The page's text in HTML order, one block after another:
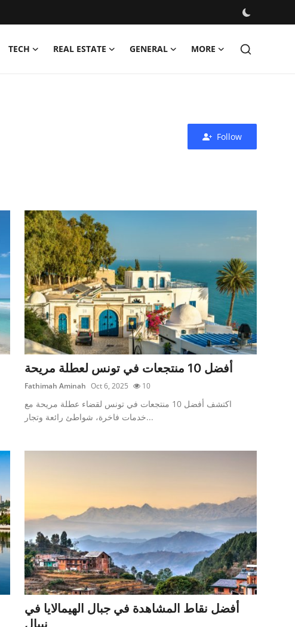
TECH REAL ESTATE GENERAL MORE
Follow
أفضل 10 منتجعات في تونس لعطلة مريحة
Fathimah Aminah Oct 6, 2025 10
اكتشف أفضل 10 منتجعات في تونس لقضاء عطلة مريحة مع
خدمات فاخرة، شواطئ رائعة وتجار...
أفضل نقاط المشاهدة في جبال الهيمالايا في
نيبال